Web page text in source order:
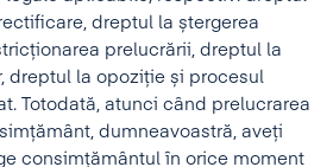
dreptul la ștergerea
prelucrării, dreptul la
dreptul la opoziție și procesul
Totodată, atunci când prelucrarea
dumneavoastră, aveți
consimțământul în orice moment